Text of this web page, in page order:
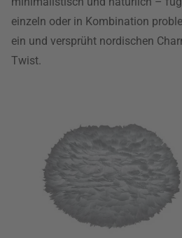
einzeln oder in Kombination
ein und versprüht nordischen
Twist.